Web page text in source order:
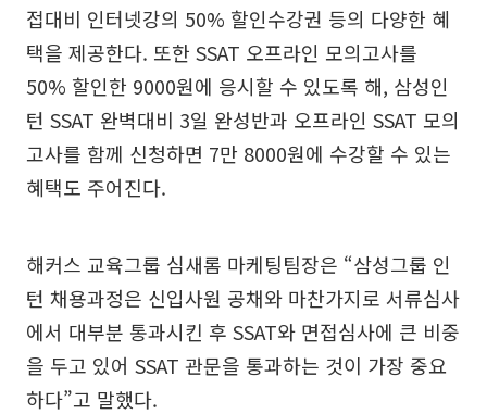
접대비 인터넷강의 50% 할인수강권 등의 다양한 혜
택을 제공한다. 또한 SSAT 오프라인 모의고사를
50% 할인한 9000원에 응시할 수 있도록 해, 삼성인
턴 SSAT 완벽대비 3일 완성반과 오프라인 SSAT 모의
고사를 함께 신청하면 7만 8000원에 수강할 수 있는
혜택도 주어진다.
해커스 교육그룹 심새롬 마케팅팀장은 “삼성그룹 인
턴 채용과정은 신입사원 공채와 마찬가지로 서류심사
에서 대부분 통과시킨 후 SSAT와 면접심사에 큰 비중
을 두고 있어 SSAT 관문을 통과하는 것이 가장 중요
하다”고 말했다.